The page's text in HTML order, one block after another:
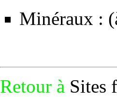
Minéraux :
Retour à Sites